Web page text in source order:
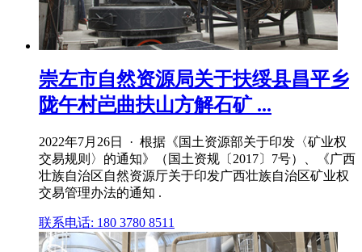
崇左市自然资源局关于扶绥县昌平乡
陇午村岜曲扶山方解石矿 ...
2022年7月26日 · 根据《国土资源部关于印发〈矿业权
交易规则〉的通知》（国土资规〔2017〕7号）、《广西
壮族自治区自然资源厅关于印发广西壮族自治区矿业权
交易管理办法的通知 .
联系电话: 180 3780 8511